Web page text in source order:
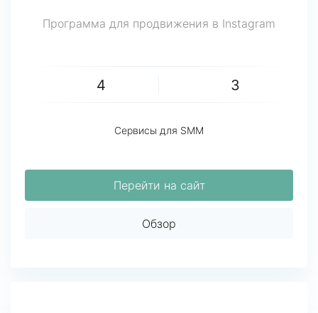
Программа для продвижения в Instagram
4 3
Сервисы для SMM
Перейти на сайт
Обзор